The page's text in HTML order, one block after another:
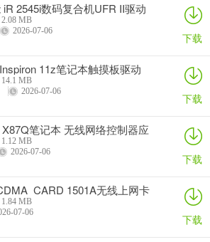
2545i数码复合机UFR II驱动
2.08 MB
2026-07-06 下载
11z笔记本触摸板驱动
14.1 MB
2026-07-06 下载
笔记本 无线网络控制器应
1.12 MB
2026-07-06 下载
1501A无线上网卡
1.84 MB
07-06
下载